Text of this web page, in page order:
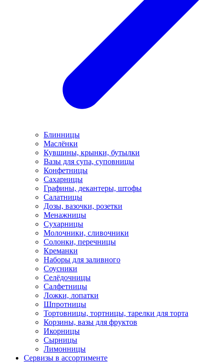
Блинницы
Маслёнки
Кувшины, крынки, бутылки
Вазы для супа, суповницы
Конфетницы
Сахарницы
Графины, декантеры, штофы
Салатницы
Дозы, вазочки, розетки
Менажницы
Сухарницы
Молочники, сливочники
Солонки, перечницы
Креманки
Наборы для заливного
Соусники
Селёдочницы
Салфетницы
Ложки, лопатки
Шпротницы
Тортовницы, тортницы, тарелки для торта
Корзины, вазы для фруктов
Икорницы
Сырницы
Лимонницы
Сервизы в ассортименте